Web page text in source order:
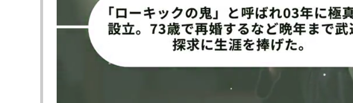
▼メインイベント フライ級 キックボクシング 暫定世界王者決定戦
●ロッタン・ジットムアンノン（タイ/Jitmuangnon Gym/元フライ級 ムエタイ 世界王
KO 5R 2分22秒 ※左フック
〇武尊（日本/Team Vasileus）
【フォト】4度ダウンで壮絶KO！勝利のバック宙も
昨年3月の初戦でロッタンの左フックに1R80秒でKO負けを喫した武尊（45勝